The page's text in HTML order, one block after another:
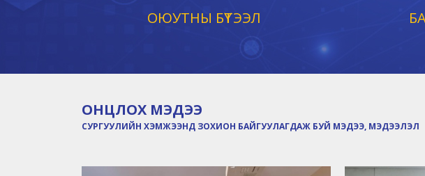
ОЮУТНЫ БҮТЭЭЛ
ОНЦЛОХ МЭДЭЭ
СУРГУУЛИЙН ХЭМЖЭЭНД ЗОХИОН БАЙГУУЛАГДАЖ БУЙ МЭДЭЭ, МЭДЭЭЛЭЛ